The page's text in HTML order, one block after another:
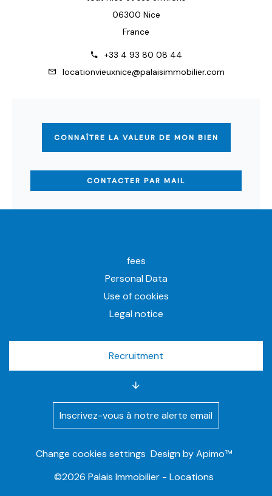
06300 Nice
France
+33 4 93 80 08 44
locationvieuxnice@palaisimmobilier.com
CONNAÎTRE LA VALEUR DE MON BIEN
CONTACTER PAR MAIL
fees
Personal Data
Use of cookies
Legal notice
Recruitment
Inscrivez-vous à notre alerte email
Change cookies settings Design byApimo™
©2026 Palais Immobilier - Locations